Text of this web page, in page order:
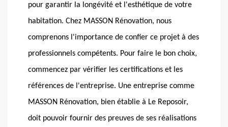
pour garantir la longévité et l'esthétique de votre
habitation. Chez MASSON Rénovation, nous
comprenons l'importance de confier ce projet à des
professionnels compétents. Pour faire le bon choix,
commencez par vérifier les certifications et les
références de l'entreprise. Une entreprise comme
MASSON Rénovation, bien établie à Le Reposoir,
doit pouvoir fournir des preuves de ses réalisations